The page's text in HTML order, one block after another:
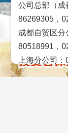
公司总部（成
86269305，
成都自贸区
80518991，
上海分公司
68817209
北京营业部
青岛营业部